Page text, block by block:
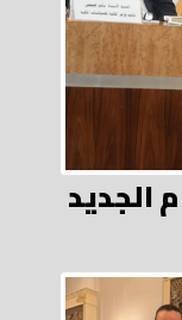
الجديد